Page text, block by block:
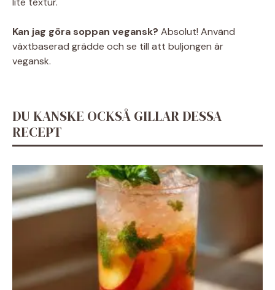
Kan jag göra soppan vegansk? Absolut! Använd
växtbaserad grädde och se till att buljongen är
vegansk.
DU KANSKE OCKSÅ GILLAR DESSA
RECEPT